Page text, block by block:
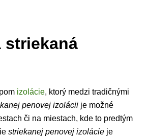
striekaná
izolácie, ktorý medzi tradičnými
penovej izolácii je možné
či na miestach, kde to predtým
striekanej penovej izolácie je